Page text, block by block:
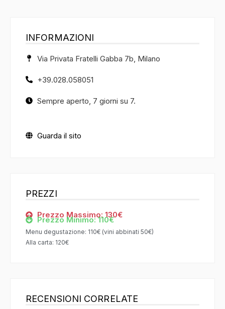
INFORMAZIONI
Via Privata Fratelli Gabba 7b, Milano
+39.028.058051
Sempre aperto, 7 giorni su 7.
Guarda il sito
PREZZI
Prezzo Massimo: 130€
Prezzo Minimo: 110€
Menu degustazione: 110€ (vini abbinati 50€)
Alla carta: 120€
RECENSIONI CORRELATE